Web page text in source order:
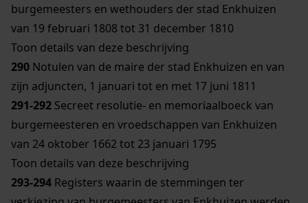
burgemeesters en wethouders der stad Enkhuizen
van 19 februari 1808 tot 31 december 1810
Toon details van deze beschrijving
290 Notulen van de maire der stad Enkhuizen en van
zijn adjuncten, 1 januari tot en met 17 juni 1811
291-292 Secreet resolutie- en memoriaalboeck van
burgemeesteren en vroedschappen van Enkhuizen
van 24 oktober 1662 tot 23 januari 1795
Toon details van deze beschrijving
293-294 Registers waarin de stemmingen ter